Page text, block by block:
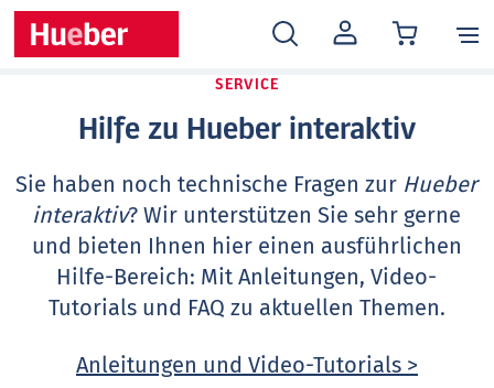
MEIN
KONTO
SERVICE
Hilfe zu Hueber interaktiv
Sie haben noch technische Fragen zur Hueber
interaktiv? Wir unterstützen Sie sehr gerne
und bieten Ihnen hier einen ausführlichen
Hilfe-Bereich: Mit Anleitungen, Video-
Tutorials und FAQ zu aktuellen Themen.
Anleitungen und Video-Tutorials >